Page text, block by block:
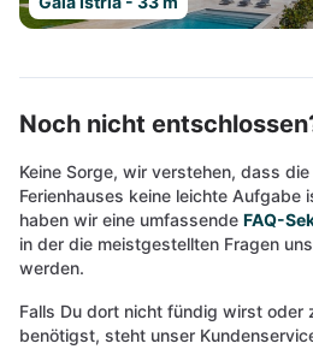
Noch nicht
Keine Sorge, wir verstehen, dass
Ferienhauses keine leichte Aufgabe
haben wir eine umfassende FAQ-
in der die meistgestellten Fragen
werden.
Falls Du dort nicht fündig wirst oder
benötigst, steht unser